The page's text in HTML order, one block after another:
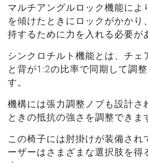
マルチアングルロック機能によ
を傾けたときにロックがかかり
持するために力を入れる必要が
シンクロチルト機能とは、チェ
と背が1:2の比率で同期して調
す。
機構には張力調整ノブも設計さ
ときの抵抗の強さを調整できま
この椅子には肘掛けが装備され
ーザーはさまざまな選択肢を得